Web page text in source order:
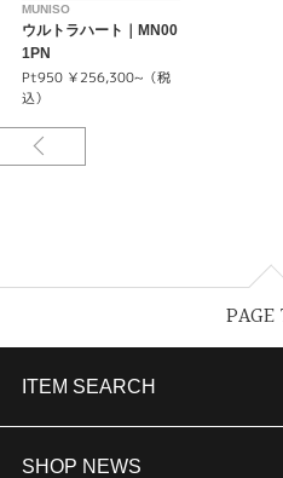
MUNISO
ウルトラハート｜MN00
1PN
Pt950 ￥256,300~（税
込）
PAGE
ITEM SEARCH
婚約指輪
SHOP NEWS